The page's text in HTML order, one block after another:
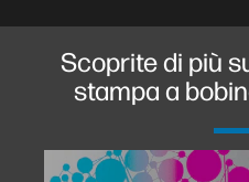
Scoprite di più
stampa a